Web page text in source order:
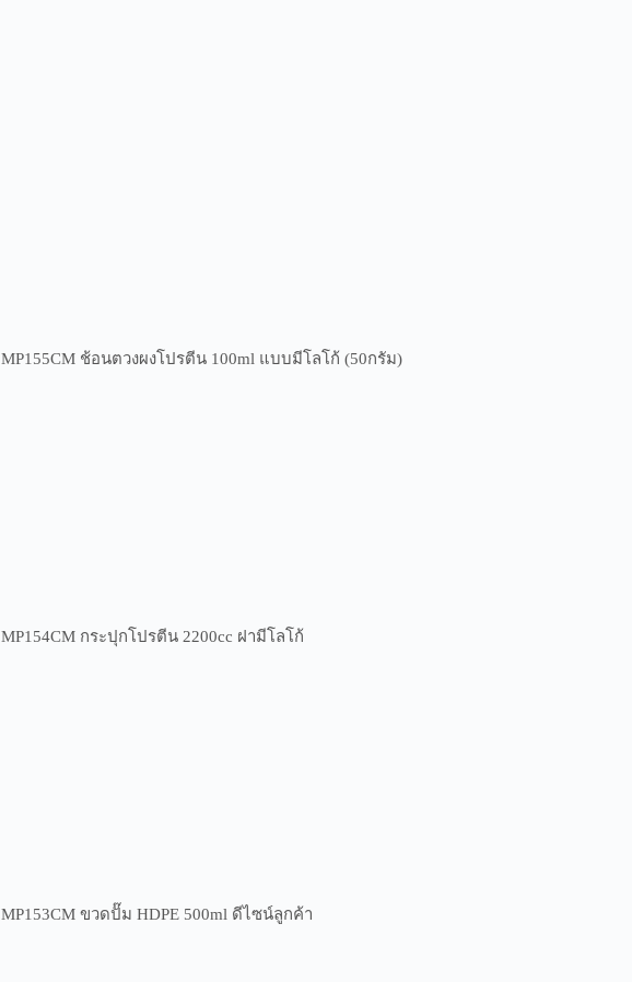
MP155CM ช้อนตวงผงโปรตีน 100ml แบบมีโลโก้ (50กรัม)
MP154CM กระปุกโปรตีน 2200cc ฝามีโลโก้
MP153CM ขวดปั๊ม HDPE 500ml ดีไซน์ลูกค้า